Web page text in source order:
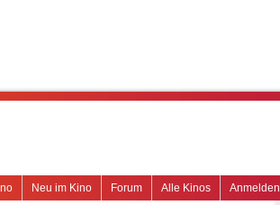
Anmelden
Alle Kinos
Forum
Neu im Kino